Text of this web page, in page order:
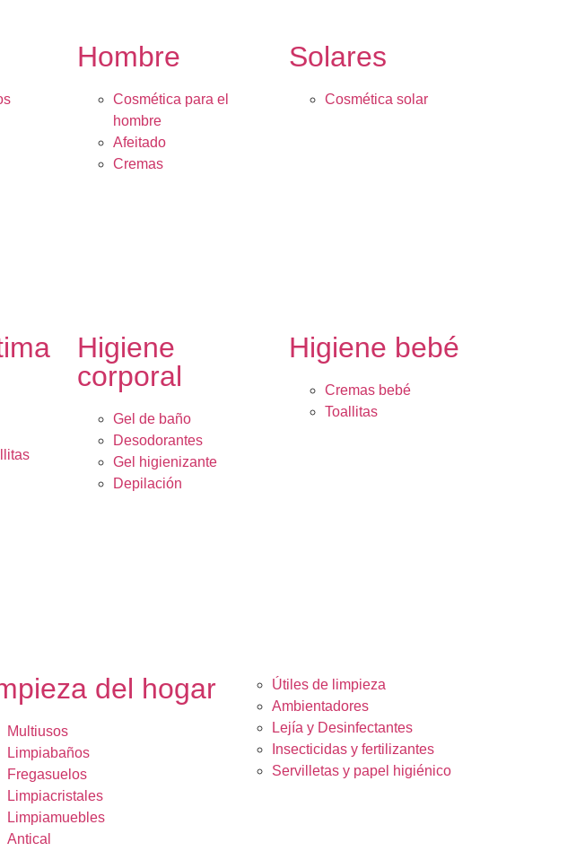
Hombre
Cosmética para el
hombre
Afeitado
Cremas
Solares
Cosmética solar
Higiene
corporal
Gel de baño
Desodorantes
Gel higienizante
Depilación
Higiene bebé
Cremas bebé
Toallitas
del hogar
Multiusos
Limpiabaños
Fregasuelos
Limpiacristales
Limpiamuebles
Antical
Útiles de limpieza
Ambientadores
Lejía y Desinfectantes
Insecticidas y fertilizantes
Servilletas y papel higiénico